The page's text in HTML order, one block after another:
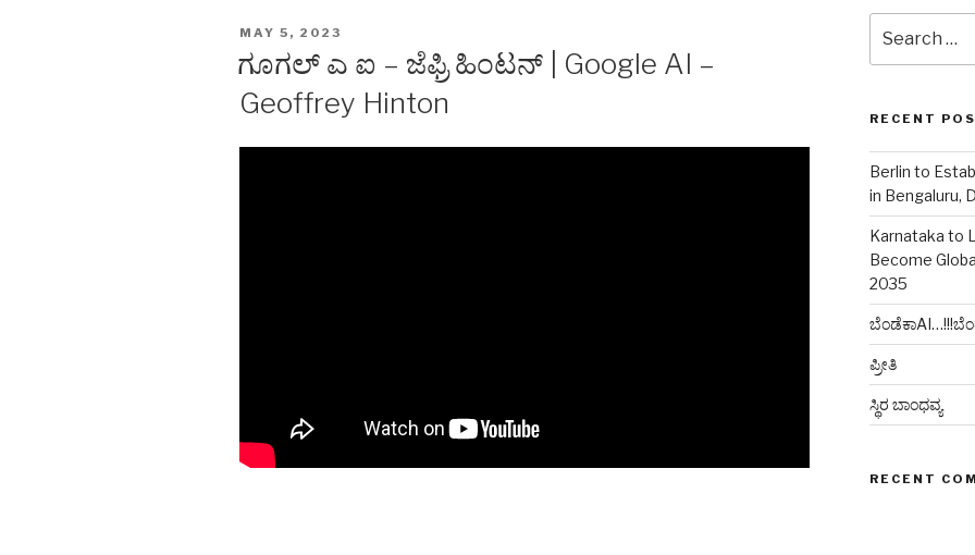
POSTED
MAY 5, 2023
ಗೂಗಲ್ ಎ ಐ – ಜೆಫ್ರಿ ಹಿಂಟನ್ | Google AI –
Geoffrey Hinton
for:
RECENT
Berlin to
in Bengaluru,
Karnataka to
Become
2035
ಪ್ರೀತಿ
ಸ್ಥಿರ ಬಾಂಧವ್ಯ
RECENT